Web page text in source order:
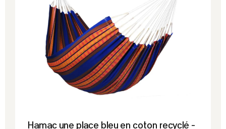
Hamac une place bleu en coton recyclé -